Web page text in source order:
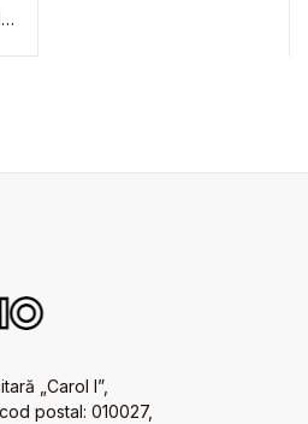
Nicholas Tindal (1687 - 1774)
„Carol I”,
postal: 010027,